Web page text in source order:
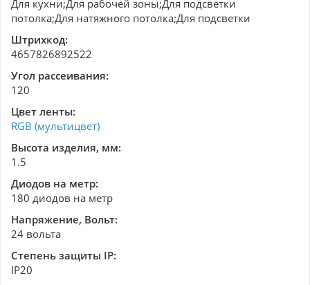
Для кухни;Для рабочей зоны;Для подсветки
потолка;Для натяжного потолка;Для подсветки
Штрихкод:
4657826892522
Угол рассеивания:
120
Цвет ленты:
RGB (мультицвет)
Высота изделия, мм:
1.5
Диодов на метр:
180 диодов на метр
Напряжение, Вольт:
24 вольта
Степень защиты IP:
IP20